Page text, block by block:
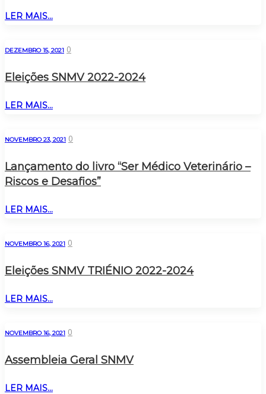
LER MAIS...
DEZEMBRO 15, 2021 0
Eleições SNMV 2022-2024
LER MAIS...
NOVEMBRO 23, 2021 0
Lançamento do livro “Ser Médico Veterinário –
Riscos e Desafios”
LER MAIS...
NOVEMBRO 16, 2021 0
Eleições SNMV TRIÉNIO 2022-2024
LER MAIS...
NOVEMBRO 16, 2021 0
Assembleia Geral SNMV
LER MAIS...